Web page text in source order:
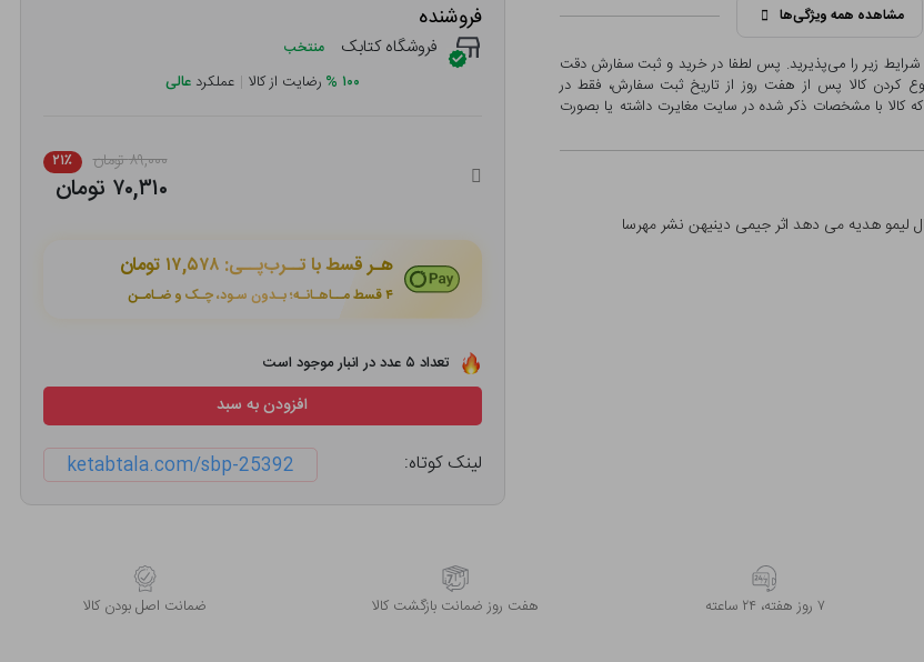
مشاهده همه ویژگی‌ها
زیر را می‌پذیرید. پس لطفا در خرید و ثبت سفارش دقت
کردن کالا پس از هفت روز از تاریخ ثبت سفارش، فقط در
کالا با مشخصات ذکر شده در سایت مغایرت داشته یا بصورت
لیمو هدیه می دهد اثر جیمی دینیهن نشر مهرسا
فروشنده
فروشگاه کتابک منتخب
۱۰۰ % رضایت از کالا | عملکرد عالی
۸۹,۰۰۰ تومان ۲۱٪
۷۰,۳۱۰ تومان
هـر قسط با تــرب‌پــی: ۱۷,۵۷۸ تومان
۴ قسط مــاهـانـه؛ بـدون سـود، چـک و ضـامـن
تعداد ۵ عدد در انبار موجود است
افزودن به سبد
لینک کوتاه: ketabtala.com/sbp-25392
۷ روز ﻫﻔﺘﻪ، ۲۴ ﺳﺎﻋﺘﻪ هفت روز ضمانت بازگشت کالا ﺿﻤﺎﻧﺖ اﺻﻞ ﺑﻮدن ﮐﺎﻟﺎ